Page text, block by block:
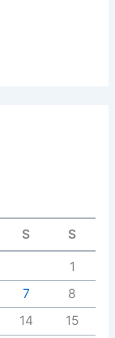
S S
1
7
8
14
15